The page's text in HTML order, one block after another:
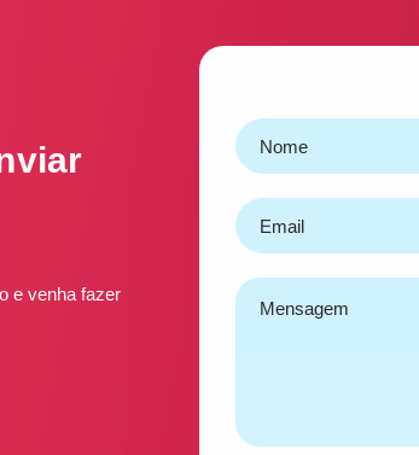
e venha fazer